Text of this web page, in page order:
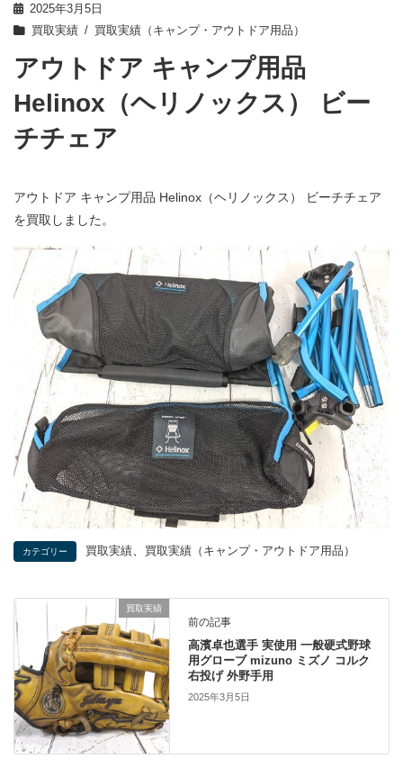
2025年3月5日
買取実績
買取実績（キャンプ・アウトドア用品）
アウトドア キャンプ用品
Helinox（ヘリノックス） ビー
チチェア
アウトドア キャンプ用品 Helinox（ヘリノックス） ビーチチェア
を買取しました。
カテゴリー 買取実績 買取実績（キャンプ・アウトドア用品）
買取実績
前の記事
高濱卓也選手 実使用 一般硬式野球
用グローブ mizuno ミズノ コルク
右投げ 外野手用
2025年3月5日